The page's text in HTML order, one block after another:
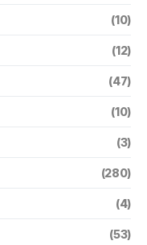
(10)
(12)
(47)
(10)
(3)
(280)
(4)
(53)